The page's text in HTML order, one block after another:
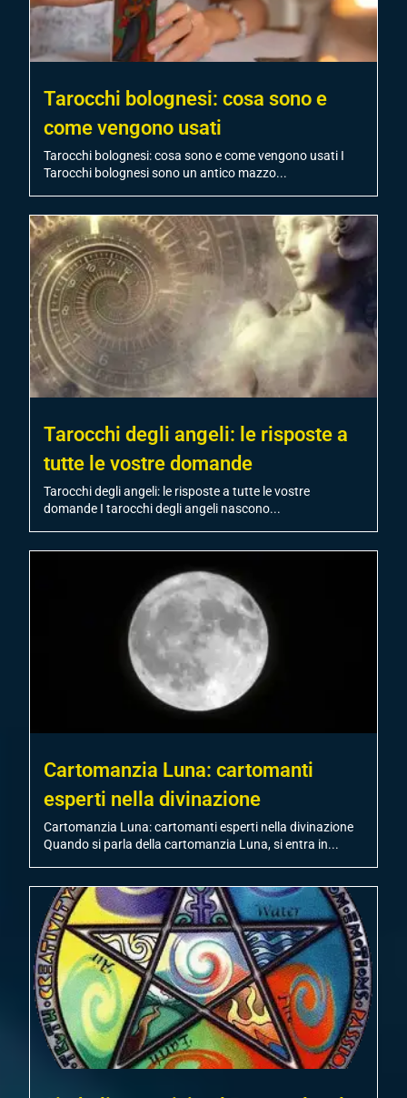
Tarocchi bolognesi: cosa sono e
come vengono usati
Tarocchi bolognesi: cosa sono e come vengono usati I
Tarocchi bolognesi sono un antico mazzo...
Tarocchi degli angeli: le risposte a
tutte le vostre domande
Tarocchi degli angeli: le risposte a tutte le vostre
domande I tarocchi degli angeli nascono...
Cartomanzia Luna: cartomanti
esperti nella divinazione
Cartomanzia Luna: cartomanti esperti nella divinazione
Quando si parla della cartomanzia Luna, si entra in...